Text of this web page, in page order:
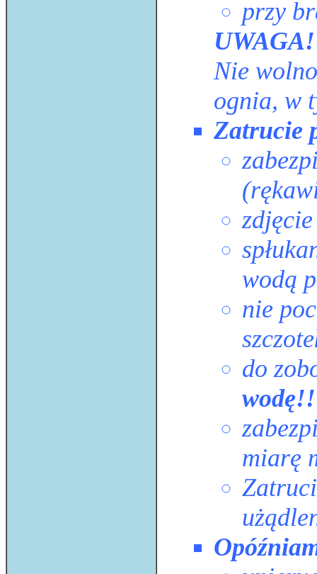
przy
Nie
ognia, w
Zatrucie
wodą
nie
do
miarę